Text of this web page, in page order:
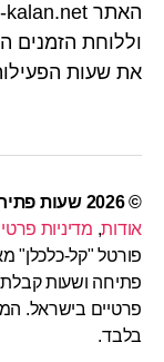
וללוחת הזמנים
את שעות
© 2026
שעות
אודות, מדיניות
פורטל "קל-כלכלן"
פתיחה ושעות קבלת
פרטיים בישראל.
בלבד.